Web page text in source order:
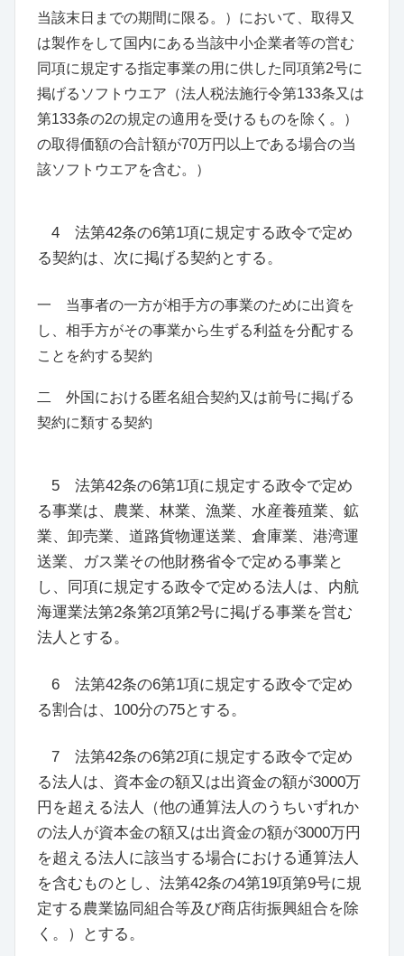
当該末日までの期間に限る。
） において、取得又
は製作をして国内にある当該中小企業者等の営む
同項に規定する指定事業の用に供した同項第2号に
掲げるソフトウエア （法人税法施行令第133条又は
第133条の2の規定の適用を受けるものを除く。
）
の取得価額の合計額が70万円以上である場合の当
該ソフトウエアを含む。
）
4 法第42条の6第1項に規定する政令で定め
る契約は、次に掲げる契約とする。
一 当事者の一方が相手方の事業のために出資を
し、相手方がその事業から生ずる利益を分配する
ことを約する契約
二 外国における匿名組合契約又は前号に掲げる
契約に類する契約
5 法第42条の6第1項に規定する政令で定め
る事業は、農業、林業、漁業、水産養殖業、鉱
業、卸売業、道路貨物運送業、倉庫業、港湾運
送業、ガス業その他財務省令で定める事業と
し、同項に規定する政令で定める法人は、内航
海運業法第2条第2項第2号に掲げる事業を営む
法人とする。
6 法第42条の6第1項に規定する政令で定め
る割合は、100分の75とする。
7 法第42条の6第2項に規定する政令で定め
る法人は、資本金の額又は出資金の額が3000万
円を超える法人
（他の通算法人のうちいずれか
の法人が資本金の額又は出資金の額が3000万円
を超える法人に該当する場合における通算法人
を含むものとし、 法第42条の4第19項第9号に規
定する農業協同組合等及び商店街振興組合を除
く。
） とする。